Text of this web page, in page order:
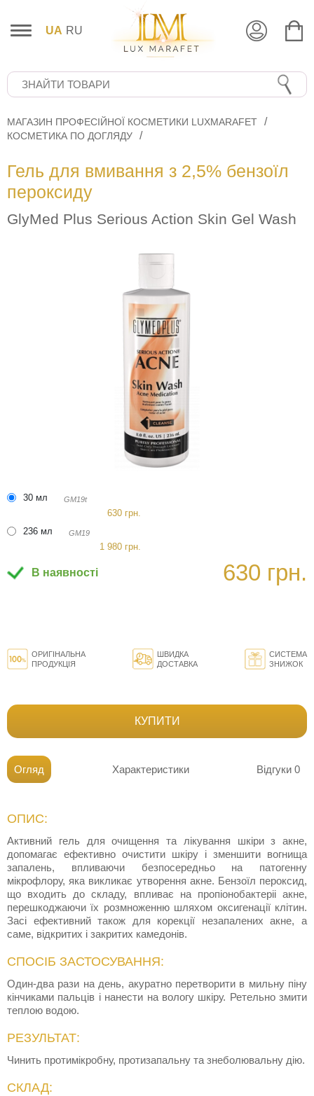
UA RU
МАГАЗИН ПРОФЕСІЙНОЇ КОСМЕТИКИ LUXMARAFET
КОСМЕТИКА ПО ДОГЛЯДУ
Гель для вмивання з 2,5% бензоїл
пероксиду
GlyMed Plus Serious Action Skin Gel Wash
30 мл GM19t
630 грн.
236 мл
GM19
1 980 грн.
В наявності 630 грн.
ОРИГІНАЛЬНА
ПРОДУКЦІЯ
ШВИДКА
ДОСТАВКА
СИСТЕМА
ЗНИЖОК
КУПИТИ
Огляд Характеристики Відгуки 0
ОПИС:
Активний гель для очищення та лікування шкіри з акне,
допомагає ефективно очистити шкіру і зменшити вогнища
запалень, впливаючи безпосередньо на патогенну
мікрофлору, яка викликає утворення акне. Бензоїл пероксид,
що входить до складу, впливає на пропіонобактеріі акне,
перешкоджаючи їх розмноженню шляхом оксигенації клітин.
Засі ефективний також для корекції незапалених акне, а
саме, відкритих і закритих камедонів.
СПОСІБ ЗАСТОСУВАННЯ:
Один-два рази на день, акуратно перетворити в мильну піну
кінчиками пальців і нанести на вологу шкіру. Ретельно змити
теплою водою.
РЕЗУЛЬТАТ:
Чинить протимікробну, протизапальну та знеболювальну дію.
СКЛАД: